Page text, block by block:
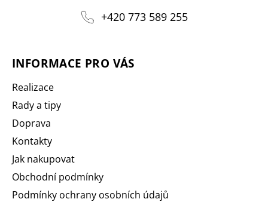
+420 773 589 255
INFORMACE PRO VÁS
Realizace
Rady a tipy
Doprava
Kontakty
Jak nakupovat
Obchodní podmínky
Podmínky ochrany osobních údajů